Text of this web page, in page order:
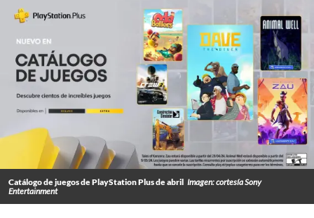
Catálogo de juegos de PlayStation Plus de abril Imagen: cortesía Sony
Entertainment